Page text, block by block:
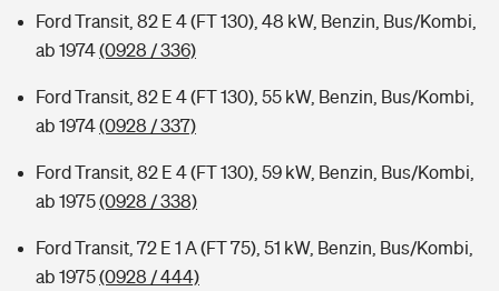
Ford Transit, 82 E 4 (FT 130), 48 kW, Benzin, Bus/Kombi,
ab 1974(0928 / 336)
Ford Transit, 82 E 4 (FT 130), 55 kW, Benzin, Bus/Kombi,
ab 1974(0928 / 337)
Ford Transit, 82 E 4 (FT 130), 59 kW, Benzin, Bus/Kombi,
ab 1975(0928 / 338)
Ford Transit, 72 E 1 A (FT 75), 51 kW, Benzin, Bus/Kombi,
ab 1975(0928 / 444)